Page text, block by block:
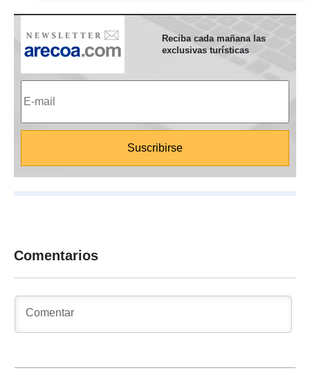
Reciba cada mañana las
exclusivas turísticas
Comentarios